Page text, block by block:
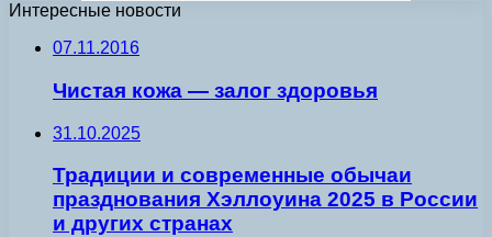
Интересные новости
07.11.2016
Чистая кожа — залог здоровья
31.10.2025
Традиции и современные обычаи
празднования Хэллоуина 2025 в России
и других странах